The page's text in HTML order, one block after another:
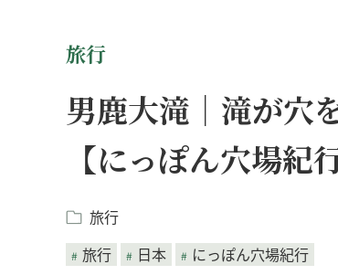
旅行
男鹿大滝｜滝が穴
【にっぽん穴場紀行
旅行
旅行
日本 にっぽん穴場紀行